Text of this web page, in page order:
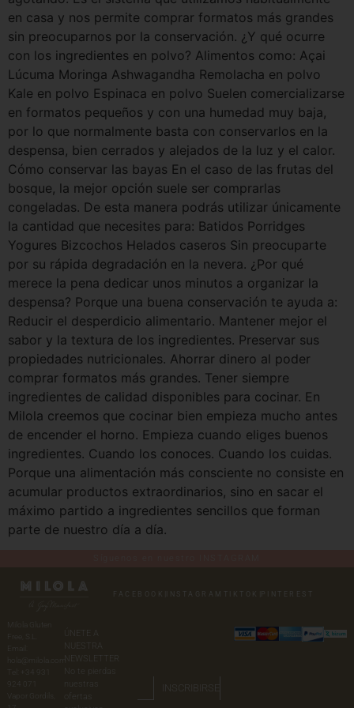
en casa y nos permite comprar formatos más grandes
sin preocuparnos por la conservación. ¿Y qué ocurre
con los ingredientes en polvo? Alimentos como: Açai
Lúcuma Moringa Ashwagandha Remolacha en polvo
Kale en polvo Espinaca en polvo Suelen comercializarse
en formatos pequeños y con una humedad muy baja,
por lo que normalmente basta con conservarlos en la
despensa, bien cerrados y alejados de la luz y el calor.
Cómo conservar las bayas En el caso de las frutas del
bosque, la mejor opción suele ser comprarlas
congeladas. De esta manera podrás utilizar únicamente
la cantidad que necesites para: Batidos Porridges
Yogures Bizcochos Helados caseros Sin preocuparte
por su rápida degradación en la nevera. ¿Por qué
merece la pena dedicar unos minutos a organizar la
despensa? Porque una buena conservación te ayuda a:
Reducir el desperdicio alimentario. Mantener mejor el
sabor y la textura de los ingredientes. Preservar sus
propiedades nutricionales. Ahorrar dinero al poder
comprar formatos más grandes. Tener siempre
ingredientes de calidad disponibles para cocinar. En
Milola creemos que cocinar bien empieza mucho antes
de encender el horno. Empieza cuando eliges buenos
ingredientes. Cuando los conoces. Cuando los cuidas.
Porque una alimentación más consciente no consiste en
acumular productos extraordinarios, sino en sacar el
máximo partido a ingredientes sencillos que forman
parte de nuestro día a día.
FACEBOOK INSTAGRAM TIKTOK PINTEREST
Milola Gluten
Free, S.L.
Email:
hola@milola.com
Tel: +34 931
924 071
Vapor Gordils,
ÚNETE A
NUESTRA
NEWSLETTER
No te pierdas
nuestras
ofertas
INSCRIBIRSE